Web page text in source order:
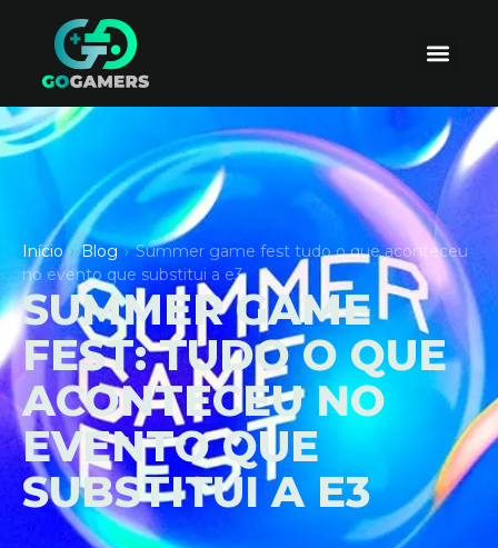
Início › Blog › Summer game fest tudo o que aconteceu
no evento que substitui a e3
SUMMER GAME
FEST: TUDO O QUE
ACONTECEU NO
EVENTO QUE
SUBSTITUI A E3